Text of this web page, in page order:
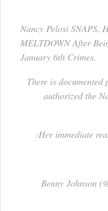
Nancy Pelosi SNAPS,
MELTDOWN After
January 6th Crimes.
There is
authorized the
Her immediate